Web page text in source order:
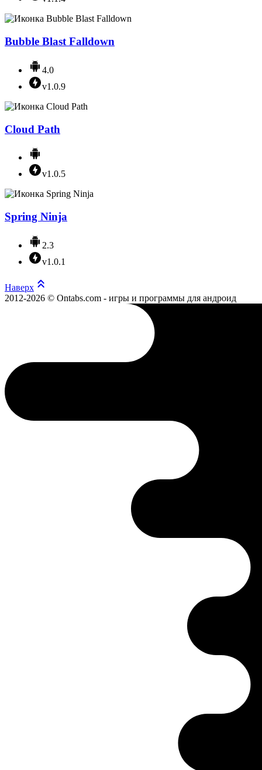
Bubble Blast Falldown
4.0
v1.0.9
Cloud Path
v1.0.5
Spring Ninja
2.3
v1.0.1
Наверх
2012-2026 © Ontabs.com - игры и программы для андроид